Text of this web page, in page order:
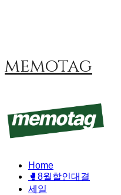
memotag
Home
🥊8월할인대결
세일